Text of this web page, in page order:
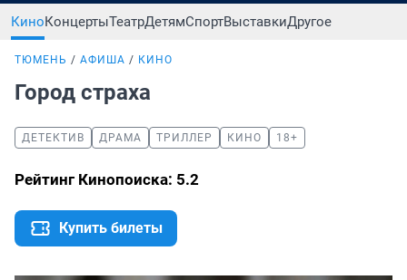
КиноКонцертыТеатрДетямСпортВыставкиДругое
ТЮМЕНЬ АФИША КИНО
Город страха
ДЕТЕКТИВ ДРАМА ТРИЛЛЕР КИНО 18+
Рейтинг Кинопоиска: 5.2
Купить билеты